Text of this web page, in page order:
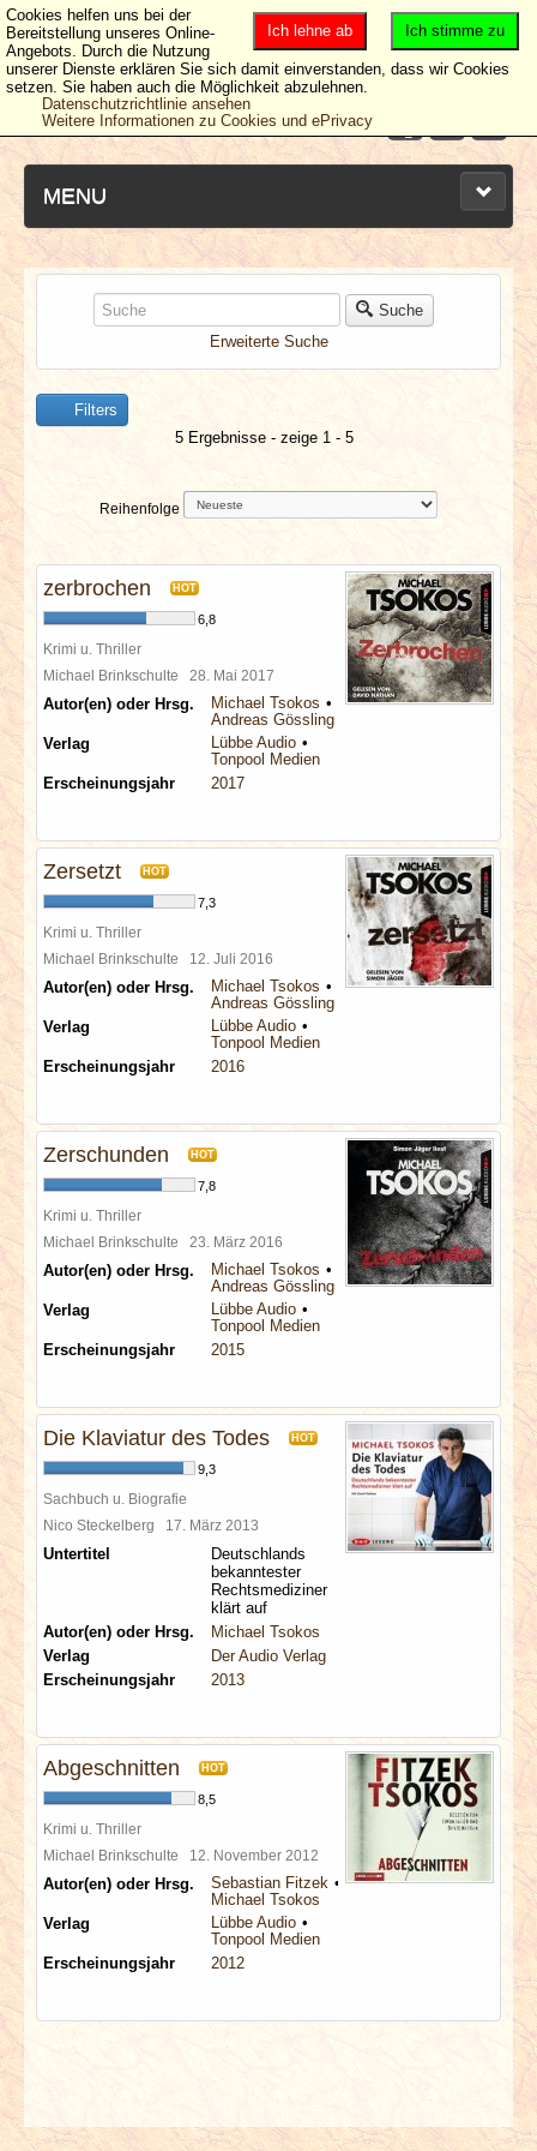
MENU
NEUESTE ARTIKEL
NEWS & DATES
BERICHTE
VERLOSUNGEN
SPECIALS
REDAKTION
LINKS
Suche
Erweiterte Suche
Filters
5 Ergebnisse - zeige 1 - 5
Reihenfolge
zerbrochen HOT
6,8
Krimi u. Thriller
Michael Brinkschulte 28. Mai 2017
Autor(en) oder Hrsg.
Michael Tsokos
Andreas Gössling
Verlag
Lübbe Audio
Tonpool Medien
Erscheinungsjahr
2017
Zersetzt HOT
7,3
Krimi u. Thriller
Michael Brinkschulte 12. Juli 2016
Autor(en) oder Hrsg.
Michael Tsokos
Andreas Gössling
Verlag
Lübbe Audio
Tonpool Medien
Erscheinungsjahr
2016
Zerschunden HOT
7,8
Krimi u. Thriller
Michael Brinkschulte 23. März 2016
Autor(en) oder Hrsg.
Michael Tsokos
Andreas Gössling
Verlag
Lübbe Audio
Tonpool Medien
Erscheinungsjahr
2015
Die Klaviatur des Todes HOT
9,3
Sachbuch u. Biografie
Nico Steckelberg 17. März 2013
Untertitel
Deutschlands
bekanntester
Rechtsmediziner
klärt auf
Autor(en) oder Hrsg.
Michael Tsokos
Verlag
Der Audio Verlag
Erscheinungsjahr
2013
Abgeschnitten HOT
8,5
Krimi u. Thriller
Michael Brinkschulte 12. November 2012
Autor(en) oder Hrsg.
Sebastian Fitzek
Michael Tsokos
Verlag
Lübbe Audio
Tonpool Medien
Erscheinungsjahr
2012
Ich stimme zu
Ich lehne ab
Cookies helfen uns bei der
Bereitstellung unseres Online-
Angebots. Durch die Nutzung
unserer Dienste erklären Sie sich damit einverstanden, dass wir Cookies
setzen. Sie haben auch die Möglichkeit abzulehnen.
Datenschutzrichtlinie ansehen
Weitere Informationen zu Cookies und ePrivacy